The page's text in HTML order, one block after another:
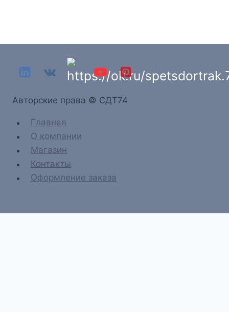
Aвторские права © СДТ74
Главная
О компании
Магазин
Контакты
Оформление заказа